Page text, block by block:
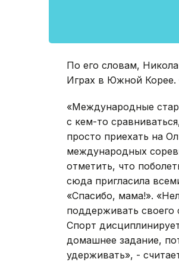
По его словам,
Играх в Южной Корее.
«Международные
с кем-то
просто приехать на
международных
отметить, что
сюда пригласила
«Спасибо, мама!».
поддерживать
Спорт
домашнее задание,
удерживать», -